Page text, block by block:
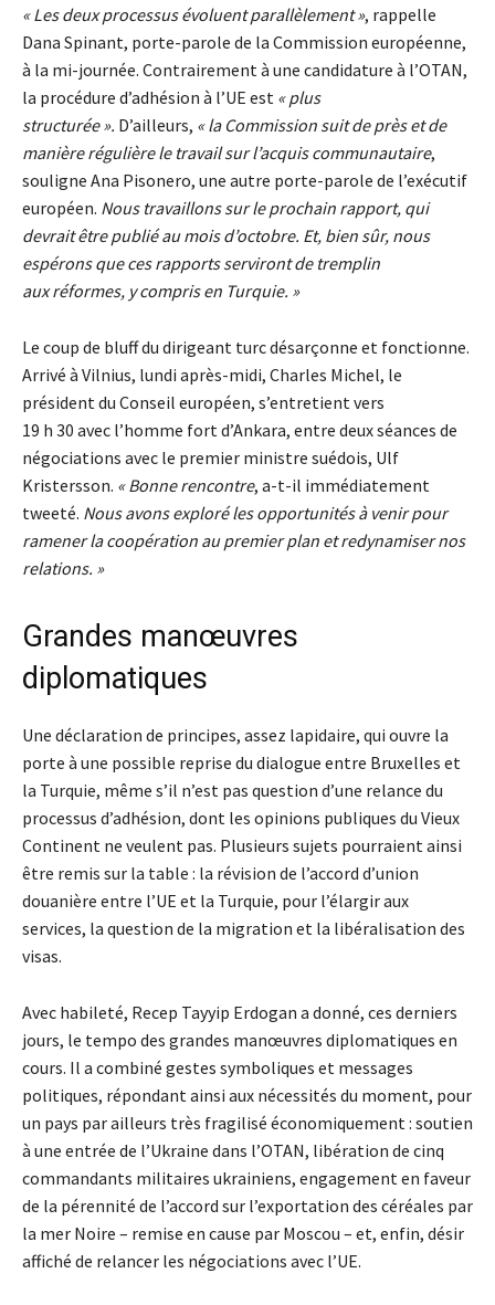
« Les deux processus évoluent parallèlement », rappelle
Dana Spinant, porte-parole de la Commission européenne,
à la mi-journée. Contrairement à une candidature à l’OTAN,
la procédure d’adhésion à l’UE est « plus
structurée ». D’ailleurs, « la Commission suit de près et de
manière régulière le travail sur l’acquis communautaire,
souligne Ana Pisonero, une autre porte-parole de l’exécutif
européen. Nous travaillons sur le prochain rapport, qui
devrait être publié au mois d’octobre. Et, bien sûr, nous
espérons que ces rapports serviront de tremplin
aux réformes, y compris en Turquie. »
Le coup de bluff du dirigeant turc désarçonne et fonctionne.
Arrivé à Vilnius, lundi après-midi, Charles Michel, le
président du Conseil européen, s’entretient vers
19 h 30 avec l’homme fort d’Ankara, entre deux séances de
négociations avec le premier ministre suédois, Ulf
Kristersson. « Bonne rencontre, a-t-il immédiatement
tweeté. Nous avons exploré les opportunités à venir pour
ramener la coopération au premier plan et redynamiser nos
relations. »
Grandes manœuvres
diplomatiques
Une déclaration de principes, assez lapidaire, qui ouvre la
porte à une possible reprise du dialogue entre Bruxelles et
la Turquie, même s’il n’est pas question d’une relance du
processus d’adhésion, dont les opinions publiques du Vieux
Continent ne veulent pas. Plusieurs sujets pourraient ainsi
être remis sur la table : la révision de l’accord d’union
douanière entre l’UE et la Turquie, pour l’élargir aux
services, la question de la migration et la libéralisation des
visas.
Avec habileté, Recep Tayyip Erdogan a donné, ces derniers
jours, le tempo des grandes manœuvres diplomatiques en
cours. Il a combiné gestes symboliques et messages
politiques, répondant ainsi aux nécessités du moment, pour
un pays par ailleurs très fragilisé économiquement : soutien
à une entrée de l’Ukraine dans l’OTAN, libération de cinq
commandants militaires ukrainiens, engagement en faveur
de la pérennité de l’accord sur l’exportation des céréales par
la mer Noire – remise en cause par Moscou – et, enfin, désir
affiché de relancer les négociations avec l’UE.